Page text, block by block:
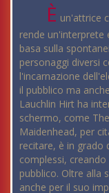
È un'attrice
rende un'interprete
basa sulla
personaggi diversi
l'incarnazione
il pubblico ma
Lauchlin Hirt ha
schermo, come
Maidenhead, per
recitare, è in grado
complessi,
pubblico. Oltre alla
anche per il suo